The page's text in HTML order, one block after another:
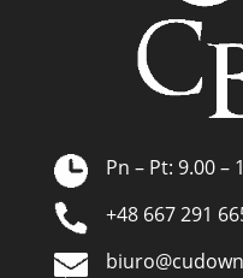
Pn – Pt: 9.00 –
+48 667 291